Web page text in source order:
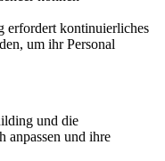
erfordert kontinuierliches
um ihr Personal
und die
anpassen und ihre